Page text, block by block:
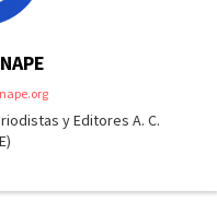
y Editores A. C.